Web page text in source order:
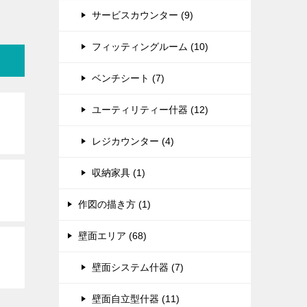
サービスカウンター (9)
フィッティングルーム (10)
ベンチシート (7)
ユーティリティー什器 (12)
レジカウンター (4)
収納家具 (1)
作図の描き方 (1)
壁面エリア (68)
壁面システム什器 (7)
壁面自立型什器 (11)